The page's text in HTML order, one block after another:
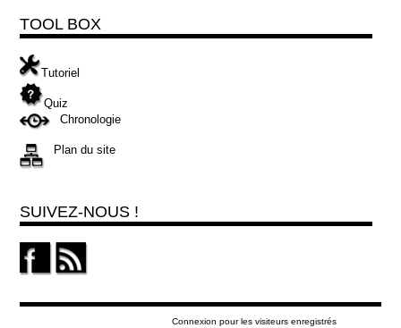
TOOL BOX
Tutoriel
Quiz
Chronologie
Plan du site
SUIVEZ-NOUS !
Connexion pour les visiteurs enregistrés